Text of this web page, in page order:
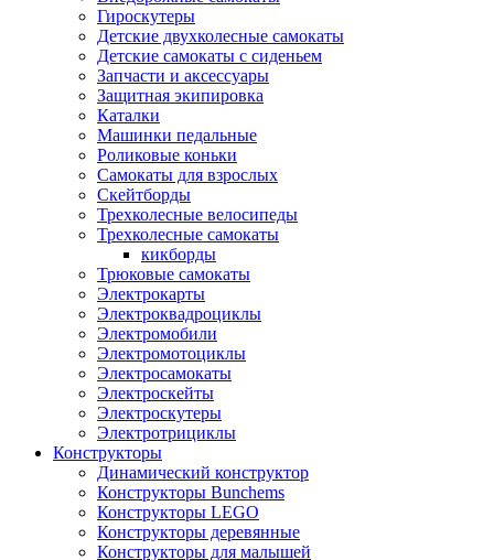
Гироскутеры
Детские двухколесные самокаты
Детские самокаты с сиденьем
Запчасти и аксессуары
Защитная экипировка
Каталки
Машинки педальные
Роликовые коньки
Самокаты для взрослых
Скейтборды
Трехколесные велосипеды
Трехколесные самокаты
кикборды
Трюковые самокаты
Электрокарты
Электроквадроциклы
Электромобили
Электромотоциклы
Электросамокаты
Электроскейты
Электроскутеры
Электротрициклы
Конструкторы
Динамический конструктор
Конструкторы Bunchems
Конструкторы LEGO
Конструкторы деревянные
Конструкторы для малышей